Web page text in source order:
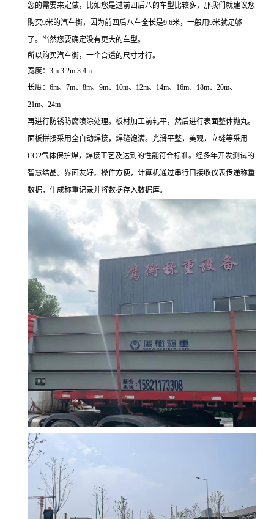
您的需要来定做，比如您是过前四后八的车型比较多，那我们就建议您
购买9米的汽车衡，因为前四后八车全长是9.6米，一般用9米就足够
了。当然您要确定没有更大的车型。
所以购买汽车衡，一个合适的尺寸才行。
宽度： 3m 3.2m 3.4m
长度： 6m、 7m、 8m、 9m、 10m、 12m、 14m、 16m、 18m、 20m、
21m、 24m
再进行防锈防腐喷涂处理。板材加工前轧平，然后进行表面整体抛丸。
面板拼接采用全自动焊接，焊缝饱满。光滑平整，美观，立缝等采用
CO2气体保护焊，焊接工艺及达到的性能符合标准。经多年开发测试的
智慧结晶。界面友好。操作方便，计算机通过串行口接收仪表传递称重
数据，生成称重记录并将数据存入数据库。